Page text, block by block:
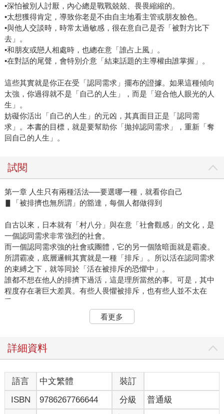
•深怕被別人討厭，內心總是戰戰兢兢、畏畏縮縮的。
•太想獲得肯定，導致你老是不由自主地看主管或朋友臉色。
•與他人交談時，時常太過敏感，很在意自己是否「被對方比下
去」。
•和朋友或戀人相處時，也總在意「誰占上風」。
•在對話的尾聲，會特別介意「結束話題的主導權由誰掌握」。
這些其實就是你正在受「認同需求」擺布的證據。如果這種傾向
太強，你過得就不是「自己的人生」，而是「迎合他人眼光的人
生」。
妨礙你活出「自己的人生」的元凶，其真面目正是「認同需
求」。本書的目標，就是要幫助你「拋掉認同需求」，重新「奪
回自己的人生」。
試閱
第一章 人生只有兩種活法──要選哪一種，就看你自己
▋「被排擠也無所謂」的豁達，每個人都做得到
自古以來，日本就有「村八分」與在意「社會觀感」的文化，是
一個認同需求非常強烈的社會。
而一個認同需求強的社會或團體，它的另一個陰暗面就是霸凌。
所謂霸凌，底層邏輯其實就是一種「排斥」。所以活在認同需求
的束縛之下，就等同於「活在被排斥的恐懼中」。
誰都不想在他人的排擠下過活，這是理所當然的事。可是，其中
程度存在著巨大差異。有些人畏懼被排斥，也有些人並不太在
乎。
明確知道「我是我」，有清晰主體性的人，不會害怕遭到排擠。
在這些人的想法中，「有問題的是排擠別人的那一方」，就算被
之百安全的狀態，所以，被別人排擠也沒關係，他們根本不放在
◎關鍵在於心的立足點
我希望大家不要誤會，這並不是因為出人頭地了才不怕被排擠，
也不是因為能力超群而無所畏懼。這種內心的安定狀態和社會地
看更多
詳細資料
語言 中文繁體
裝訂
ISBN
9786267766644 分級
普通級